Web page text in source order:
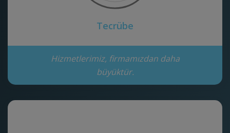
Tecrübe
Hizmetlerimiz, firmamızdan daha
büyüktür.